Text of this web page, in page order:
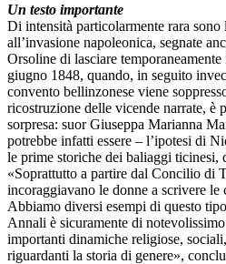
Un testo importante
Di intensità particolarmente rara sono
all’invasione napoleonica, segnate
Orsoline di lasciare
giugno 1848, quando, in seguito
convento bellinzonese viene
ricostruzione delle vicende narrate, è
sorpresa: suor Giuseppa Marianna
potrebbe infatti essere – l’ipotesi di
le prime storiche dei baliaggi ticinesi,
«Soprattutto a partire dal Concilio di
incoraggiavano le donne a scrivere le
Abbiamo diversi esempi di questo
Annali è sicuramente di
importanti dinamiche religiose,
riguardanti la storia di genere»,